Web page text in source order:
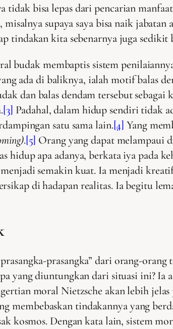
bisa lepas dari pencarian
supaya saya bisa naik jabatan
tindakan kita sebenarnya juga sedikit
membaptis sistem
ada di baliknya, ialah motif balas
dan balas dendam tersebut sebagai
[3] Padahal, dalam hidup sendiri tidak
satu sama lain.[4] Yang
.[5] Orang yang dapat melampaui
hidup apa adanya, berkata iya pada
semakin kuat. Ia menjadi
di hadapan realitas. Ia begitu
prasangka” dari orang-orang
yang diuntungkan dari situasi ini? Ia
moral Nietzsche akan lebih
membebaskan tindakannya yang
kosmos. Dengan kata lain, sistem